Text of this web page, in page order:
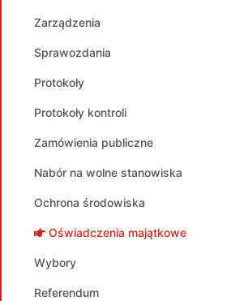
Zarządzenia
Sprawozdania
Protokoły
Protokoły kontroli
Zamówienia publiczne
Nabór na wolne stanowiska
Ochrona środowiska
Oświadczenia majątkowe
Wybory
Referendum